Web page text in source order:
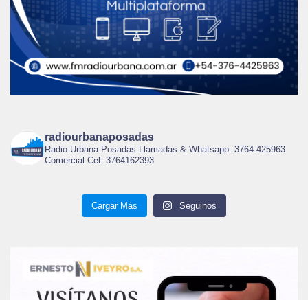
radiourbanaposadas
Radio Urbana Posadas Llamadas & Whatsapp: 3764-425963
Comercial Cel: 3764162393
Cargar Más Seguinos